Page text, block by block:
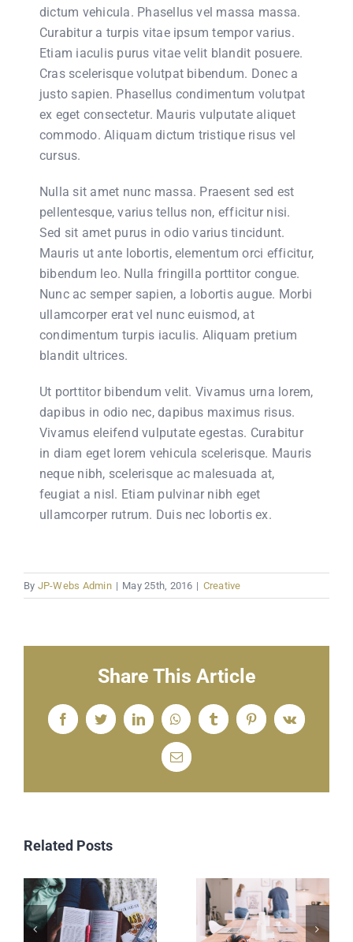
dictum vehicula. Phasellus vel massa massa.
Curabitur a turpis vitae ipsum tempor varius.
Etiam iaculis purus vitae velit blandit posuere.
Cras scelerisque volutpat bibendum. Donec a
justo sapien. Phasellus condimentum volutpat
ex eget consectetur. Mauris vulputate aliquet
commodo. Aliquam dictum tristique risus vel
cursus.
Nulla sit amet nunc massa. Praesent sed est
pellentesque, varius tellus non, efficitur nisi.
Sed sit amet purus in odio varius tincidunt.
Mauris ut ante lobortis, elementum orci efficitur,
bibendum leo. Nulla fringilla porttitor congue.
Nunc ac semper sapien, a lobortis augue. Morbi
ullamcorper erat vel nunc euismod, at
condimentum turpis iaculis. Aliquam pretium
blandit ultrices.
Ut porttitor bibendum velit. Vivamus urna lorem,
dapibus in odio nec, dapibus maximus risus.
Vivamus eleifend vulputate egestas. Curabitur
in diam eget lorem vehicula scelerisque. Mauris
neque nibh, scelerisque ac malesuada at,
feugiat a nisl. Etiam pulvinar nibh eget
ullamcorper rutrum. Duis nec lobortis ex.
By JP-Webs Admin | May 25th, 2016 | Creative
Share This Article
FacebookTwitterLinkedInWhatsAppTumblrPinterestVk
Email
Related Posts